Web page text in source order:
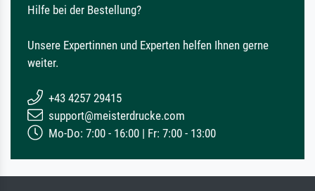
Hilfe bei der Bestellung?
Unsere Expertinnen und Experten helfen Ihnen gerne
weiter.
+43 4257 29415
support@meisterdrucke.com
Mo-Do: 7:00 - 16:00 | Fr: 7:00 - 13:00